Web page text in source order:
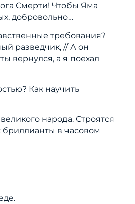
Смерти! Чтобы Яма
добровольно…
требования?
разведчик, // А он
вернулся, а я поехал
Как научить
народа. Строятся
в часовом